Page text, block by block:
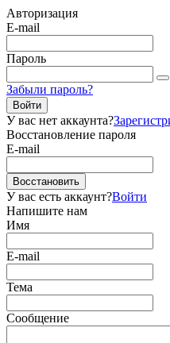
Авторизация
E-mail
Пароль
Забыли пароль?
Войти
У вас нет аккаунта?
Восстановление пароля
E-mail
Восстановить
У вас есть аккаунт?Войти
Напишите нам
Имя
E-mail
Тема
Сообщение